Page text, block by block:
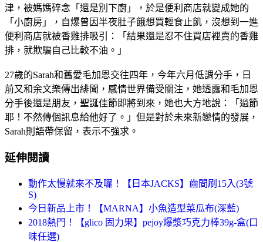
津，被媽媽碎念「還是別下廚」，於是便利商店就變成她的
「小廚房」，自爆曾因半夜肚子餓想買輕食止飢，沒想到一進
便利商店就被香雞排吸引：「結果還是忍不住買店裡賣的香雞
排，就欺騙自己比較不油。」
27歲的Sarah和舊愛毛加恩交往四年，今年六月低調分手，日
前又和余文樂傳出緋聞，感情世界備受關注，她透露和毛加恩
分手後還是朋友，聖誕佳節即將到來，她也大方地說：「過節
耶！不然傳個訊息給他好了。」但是對於未來新戀情的發展，
Sarah則語帶保留，表示不強求。
延伸閱讀
動作太慢就來不及囉！【日本JACKS】齒間刷15入(3號
S)
今日新品上市！【MARNA】小魚造型菜瓜布(深藍)
2018熱門！【glico 固力果】pejoy爆漿巧克力棒39g-盒(口
味任選)